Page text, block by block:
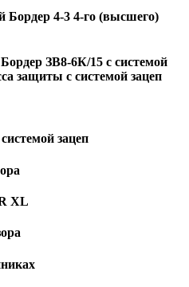
4-3 4-го (высшего)
ЗВ8-6К/15 с системой
защиты с системой зацеп
зацеп
XL